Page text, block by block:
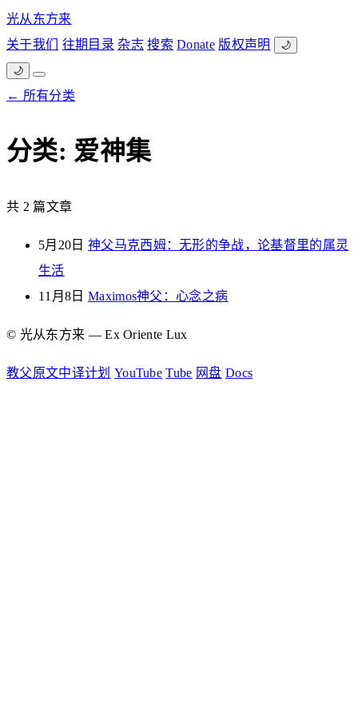
光从东方来
关于我们
往期目录 杂志 搜索 Donate 版权声明 🌙
🌙
← 所有分类
分类: 爱神集
共 2 篇文章
5月20日 神父马克西姆：无形的争战，论基督里的属灵
生活
11月8日 Maximos神父：心念之病
© 光从东方来 — Ex Oriente Lux
教父原文中译计划 YouTube Tube 网盘 Docs